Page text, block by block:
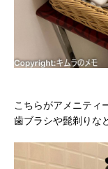
こちらがアメニティ
歯ブラシや髭剃りな